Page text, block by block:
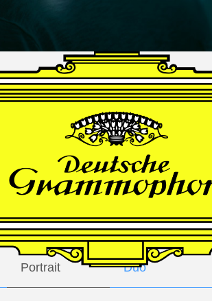
Andrè Schuen,
Baritone
Daniel Heide,
Piano
GALLERY
Portrait Duo